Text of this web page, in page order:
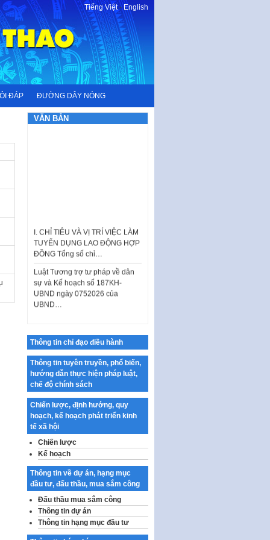
Tiếng Việt-English
ĐÁP ĐƯỜNG DÂY NÓNG
VĂN BẢN
I. CHỈ TIÊU VÀ VỊ TRÍ VIỆC LÀM
TUYỂN DỤNG LAO ĐỘNG HỢP
ĐỒNG Tổng số chỉ…
sự và Kế hoạch số 187KH-
UBND ngày 0752026 của
UBND…
thành phố Hà Nội
Kế hoạch Tổ chức Cuộc thi
chính luận về bảo vệ nền tảng tư
tưởng của Đảng…
phí xây dựng pháp luật, hoàn
thiện thể chế, chính…
Quy định về nghiên cứu, ứng
dụng khoa học, công nghệ, đổi
mới sáng tạo và chuyển…
Quy định chi tiết và hướng dẫn
thi hành một số điều của Luật Lý
lịch tư…
Sửa đổi, bổ sung một số nội
dung tại Nghị quyết số 30/NQ-
CP ngày 24 tháng 02…
Thông tin chỉ đạo điều hành
Thông tin tuyên truyền, phổ biến,
hướng dẫn thực hiện pháp luật,
chế độ chính sách
Chiến lược, định hướng, quy
hoạch, kế hoạch phát triển kinh
tế xã hội
Chiến lược
Kế hoạch
Thông tin về dự án, hạng mục
đầu tư, đấu thầu, mua sắm công
Đấu thầu mua sắm công
Thông tin dự án
Thông tin hạng mục đầu tư